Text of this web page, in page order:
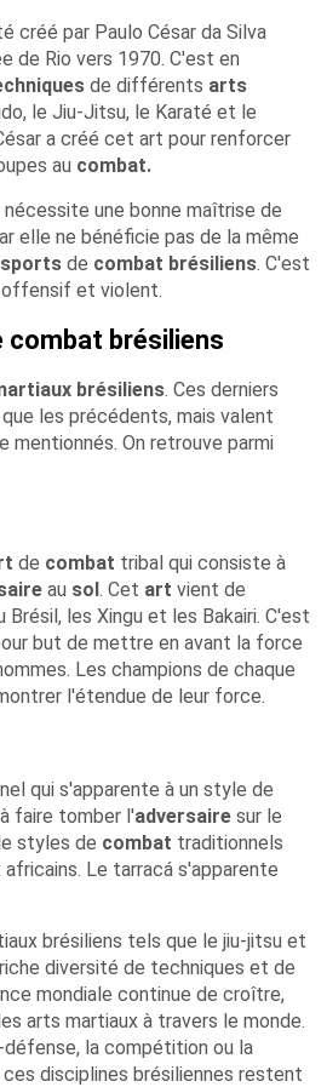
créé par Paulo César da Silva
de Rio vers 1970. C'est en
de différents arts
le Jiu-Jitsu, le Karaté et le
a créé cet art pour renforcer
au combat.
une bonne maîtrise de
elle ne bénéficie pas de la même
sports de combat brésiliens. C'est
et violent.
brésiliens
brésiliens. Ces derniers
les précédents, mais valent
mentionnés. On retrouve parmi
de combat tribal qui consiste à
au sol. Cet art vient de
les Xingu et les Bakairi. C'est
but de mettre en avant la force
Les champions de chaque
l'étendue de leur force.
qui s'apparente à un style de
faire tomber l'adversaire sur le
styles de combat traditionnels
Le tarracá s'apparente
brésiliens tels que le jiu-jitsu et
diversité de techniques et de
mondiale continue de croître,
arts martiaux à travers le monde.
la compétition ou la
disciplines brésiliennes restent